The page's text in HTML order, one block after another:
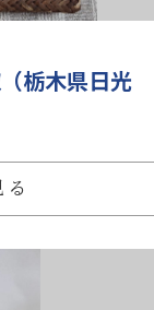
栃木県日光
る